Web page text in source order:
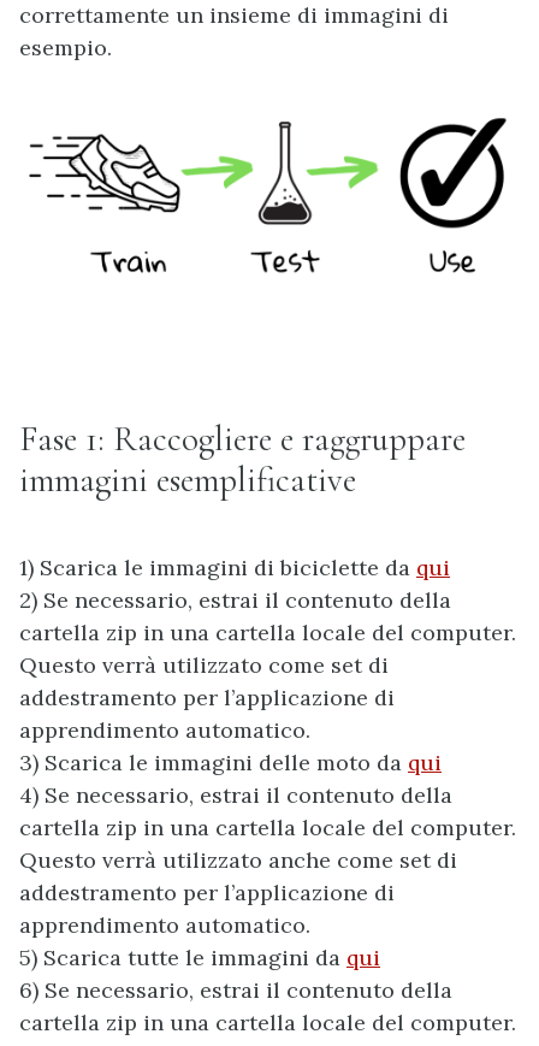
correttamente un insieme di immagini di
esempio.
Fase 1: Raccogliere e raggruppare
immagini esemplificative
1) Scarica le immagini di biciclette da qui
2) Se necessario, estrai il contenuto della
cartella zip in una cartella locale del computer.
Questo verrà utilizzato come set di
addestramento per l’applicazione di
apprendimento automatico.
3) Scarica le immagini delle moto da qui
4) Se necessario, estrai il contenuto della
cartella zip in una cartella locale del computer.
Questo verrà utilizzato anche come set di
addestramento per l’applicazione di
apprendimento automatico.
5) Scarica tutte le immagini da qui
6) Se necessario, estrai il contenuto della
cartella zip in una cartella locale del computer.